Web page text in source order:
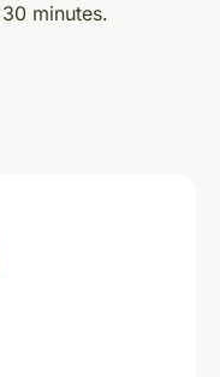
minutes.